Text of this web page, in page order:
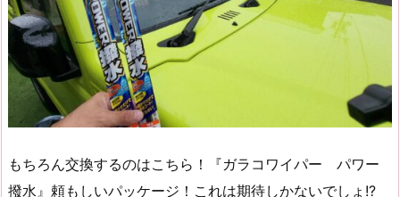
もちろん交換するのはこちら！『ガラコワイパー パワー
撥水』頼もしいパッケージ！これは期待しかないでしょ!?